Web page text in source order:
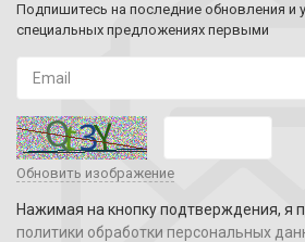
Подпишитесь на последние обновления и
специальных предложениях первыми
Обновить изображение
Нажимая на кнопку подтверждения, я
политики обработки персональных